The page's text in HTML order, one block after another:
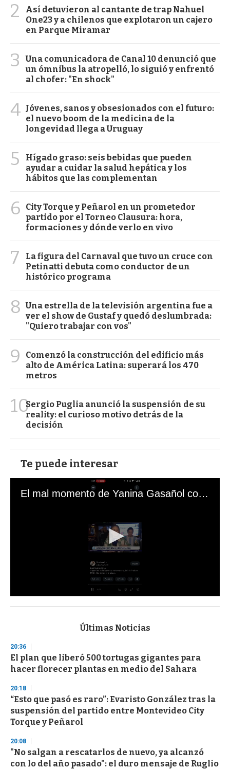
2
Así detuvieron al cantante de trap Nahuel
One23 y a chilenos que explotaron un cajero
en Parque Miramar
3
Una comunicadora de Canal 10 denunció que
un ómnibus la atropelló, lo siguió y enfrentó
al chofer: "En shock"
4 Jóvenes, sanos y obsesionados con el futuro:
el nuevo boom de la medicina de la
longevidad llega a Uruguay
5
Hígado graso: seis bebidas que pueden
ayudar a cuidar la salud hepática y los
hábitos que las complementan
6
City Torque y Peñarol en un prometedor
partido por el Torneo Clausura: hora,
formaciones y dónde verlo en vivo
7
La figura del Carnaval que tuvo un cruce con
Petinatti debuta como conductor de un
histórico programa
8 Una estrella de la televisión argentina fue a
ver el show de Gustaf y quedó deslumbrada:
"Quiero trabajar con vos"
9
Comenzó la construcción del edificio más
alto de América Latina: superará los 470
metros
10Sergio Puglia anunció la suspensión de su
reality: el curioso motivo detrás de la
decisión
Te puede interesar
El mal momento de Yanina Gasañol con un hincha argentino en "Subrayado"
s
d
s
o
f
3
s
c
o
d
s
Últimas Noticias
20:36
El plan que liberó 500 tortugas gigantes para
hacer florecer plantas en medio del Sahara
20:18
“Esto que pasó es raro”: Evaristo González tras la
suspensión del partido entre Montevideo City
Torque y Peñarol
20:08
"No salgan a rescatarlos de nuevo, ya alcanzó
con lo del año pasado": el duro mensaje de Ruglio